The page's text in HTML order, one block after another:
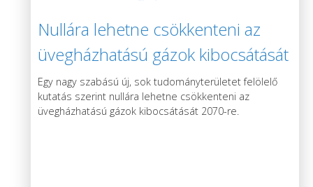
Nullára lehetne csökkenteni az
üvegházhatású gázok kibocsátását
2070-re egy új kutatás szerint
Egy nagy szabású új, sok tudományterületet felölelő
kutatás szerint nullára lehetne csökkenteni az
üvegházhatású gázok kibocsátását 2070-re.